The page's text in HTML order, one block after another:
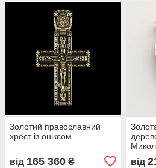
Золотий православний
хрест із оніксом
від 165 360 ₴ від